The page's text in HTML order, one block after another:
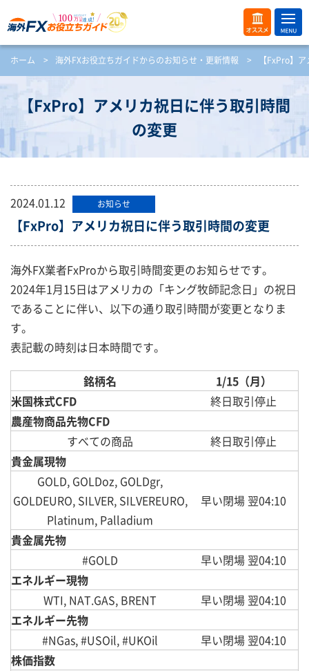
オス
スメ
ME
NU
開
く
ホーム > 海外FXお役立ちガイドからのお知らせ・更新情報 > 【FxPro】
【FxPro】アメリカ祝日に伴う取引時間
の変更
2024.01.12 お知らせ
【FxPro】アメリカ祝日に伴う取引時間の変更
海外FX業者FxProから取引時間変更のお知らせです。
2024年1月15日はアメリカの「キング牧師記念日」の祝日
であることに伴い、以下の通り取引時間が変更となりま
す。
表記載の時刻は日本時間です。
銘柄名
1/15（月）
米国株式CFD
終日取引停止
農産物商品先物CFD
すべての商品
終日取引停止
貴金属現物
GOLD, GOLDoz, GOLDgr,
GOLDEURO, SILVER, SILVEREURO,
Platinum, Palladium
早い閉場 翌04:10
貴金属先物
#GOLD
早い閉場 翌04:10
エネルギー現物
WTI, NAT.GAS, BRENT
早い閉場 翌04:10
エネルギー先物
#NGas, #USOil, #UKOil
早い閉場 翌04:10
株価指数